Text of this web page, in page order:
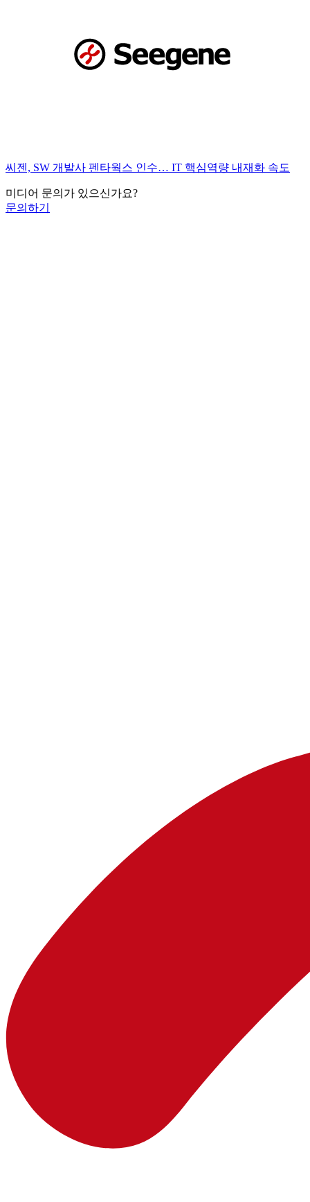
씨젠, SW 개발사 펜타웍스 인수… IT 핵심역량 내재화 속도
미디어 문의가 있으신가요?
문의하기